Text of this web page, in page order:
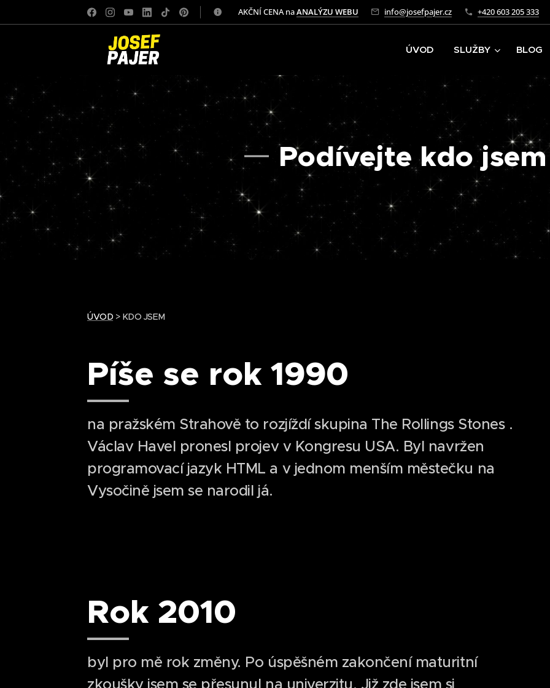
✅ AKČNÍ CENA naANALÝZU WEBU info@josefpajer.cz +420 603 205 333
ÚVOD SLUŽBY BLOG
Podívejte kdo jsem
ÚVOD > KDO JSEM
Píše se rok 1990
na pražském Strahově to rozjíždí skupina The Rollings Stones .
Václav Havel pronesl projev v Kongresu USA. Byl navržen
programovací jazyk HTML a v jednom menším městečku na
Vysočině jsem se narodil já.
Rok 2010
byl pro mě rok změny. Po úspěšném zakončení maturitní